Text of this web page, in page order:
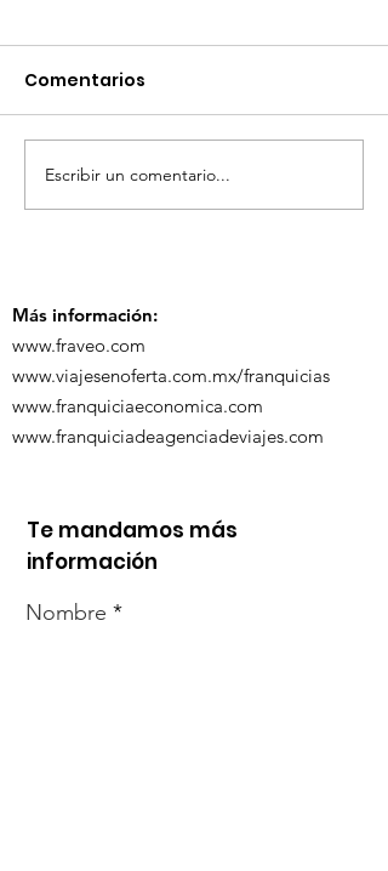
TourTravelynByFraveo
participó en la
Comentarios
Escribir un comentario...
Más información:
www.fraveo.com
www.viajesenoferta.com.mx/franquicias
www.franquiciaeconomica.com
www.franquiciadeagenciadeviajes.com
Te mandamos más
información
Nombre